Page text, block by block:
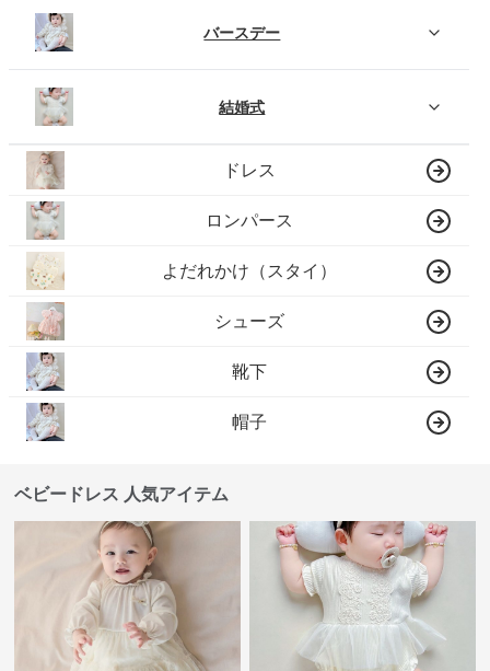
バースデー
結婚式
ドレス
ロンパース
よだれかけ（スタイ）
シューズ
靴下
帽子
ベビードレス 人気アイテム